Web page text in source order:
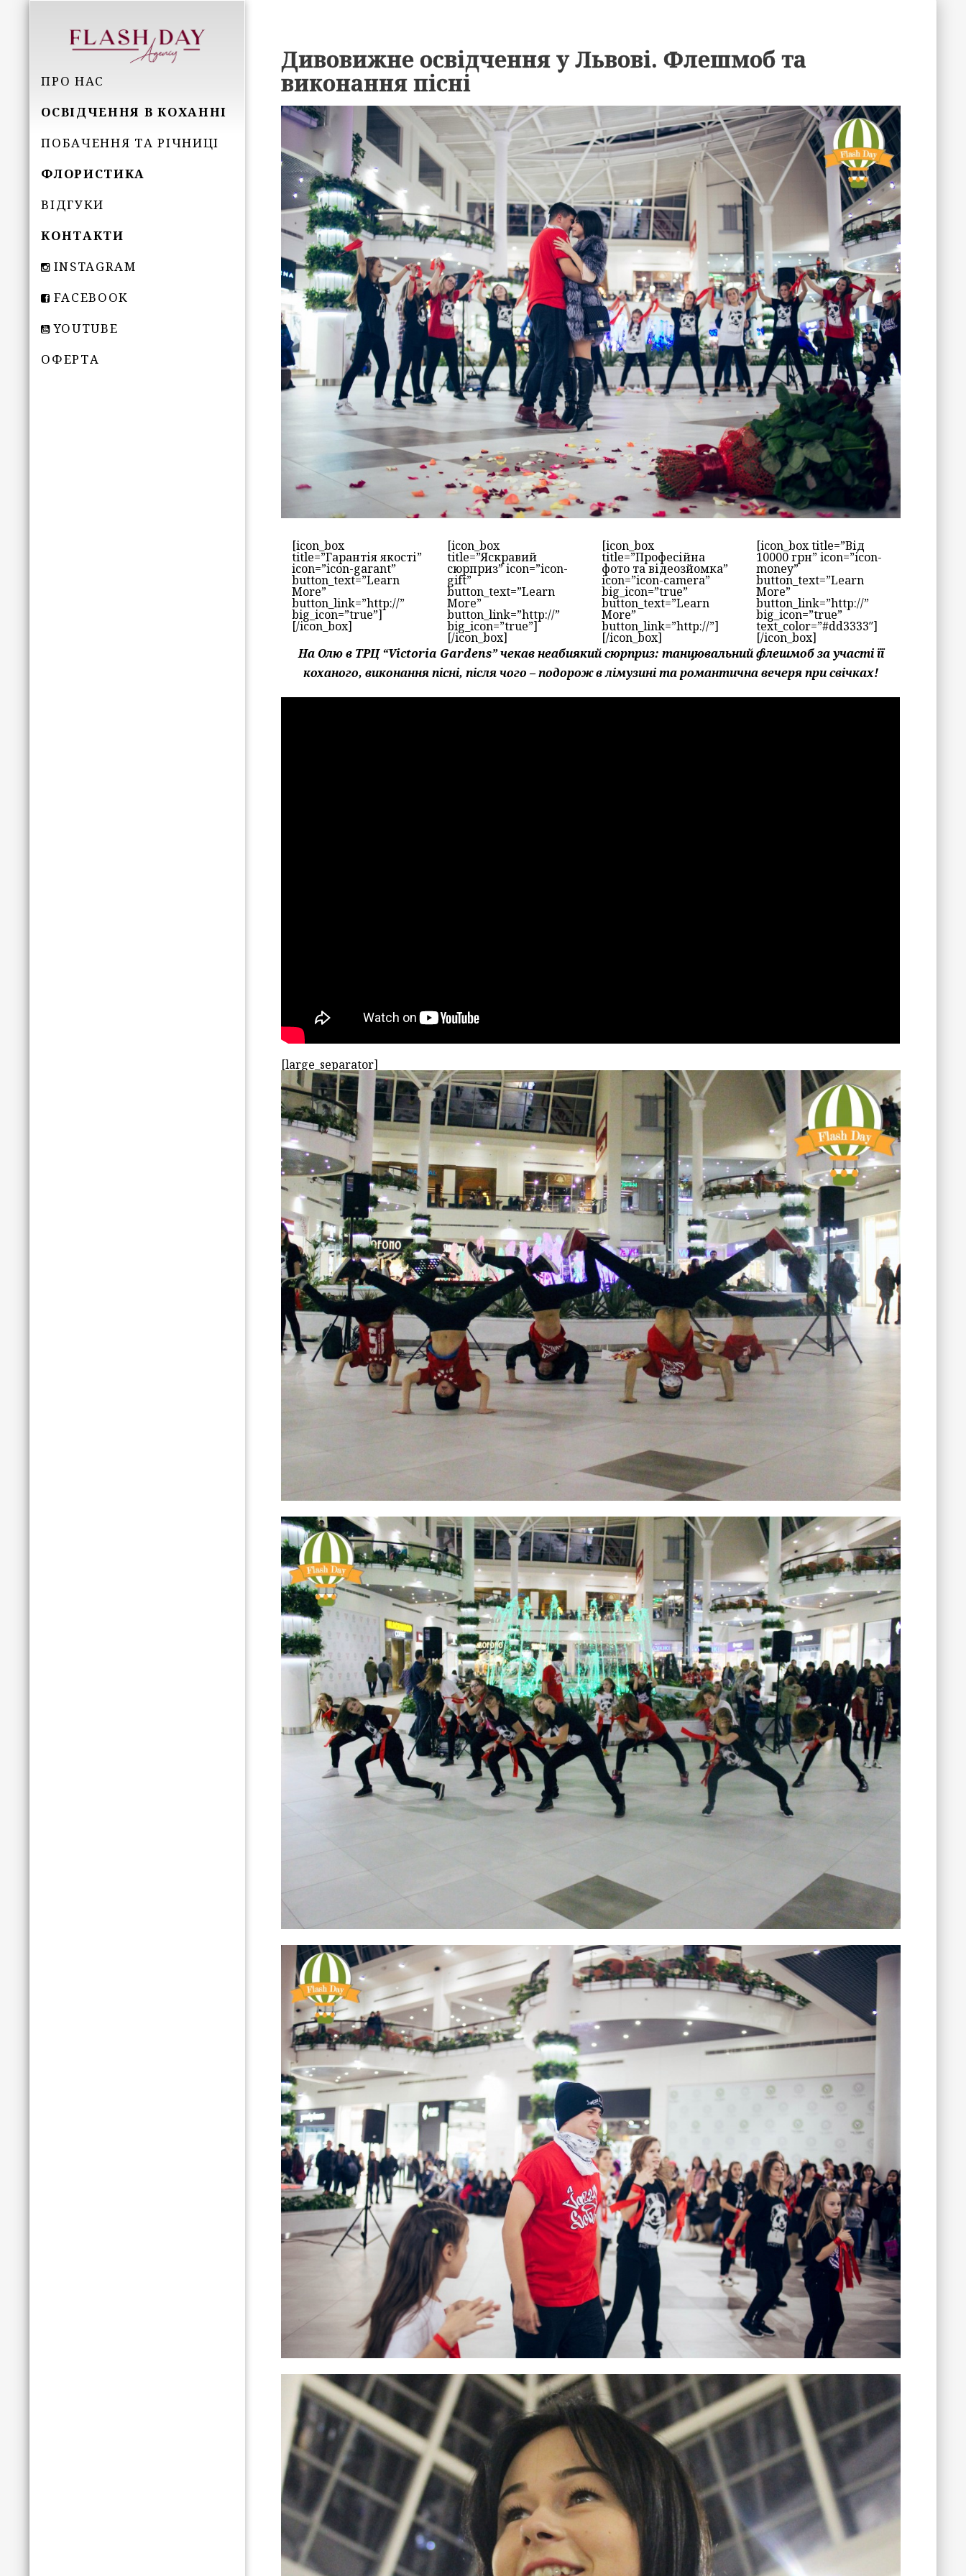
ПРО НАС
ОСВІДЧЕННЯ В КОХАННІ
ПОБАЧЕННЯ ТА РІЧНИЦІ
ФЛОРИСТИКА
ВІДГУКИ
КОНТАКТИ
INSTAGRAM
FACEBOOK
YOUTUBE
ОФЕРТА
Дивовижне освідчення у Львові. Флешмоб та
виконання пісні
[icon_box
title=”Гарантія якості”
icon=”icon-garant”
button_text=”Learn
More”
button_link=”http://”
big_icon=”true”]
[/icon_box]
[icon_box
title=”Яскравий
сюрприз” icon=”icon-
gift”
button_text=”Learn
More”
button_link=”http://”
big_icon=”true”]
[/icon_box]
[icon_box
title=”Професійна
фото та відеозйомка”
icon=”icon-camera”
big_icon=”true”
button_text=”Learn
More”
button_link=”http://”]
[/icon_box]
[icon_box title=”Від
10000 грн” icon=”icon-
money”
button_text=”Learn
More”
button_link=”http://”
big_icon=”true”
text_color=”#dd3333″]
[/icon_box]
На Олю в ТРЦ “Victoria Gardens” чекав неабиякий сюрприз: танцювальний флешмоб за участі її
коханого, виконання пісні, після чого – подорож в лімузині та романтична вечеря при свічках!
[large_separator]